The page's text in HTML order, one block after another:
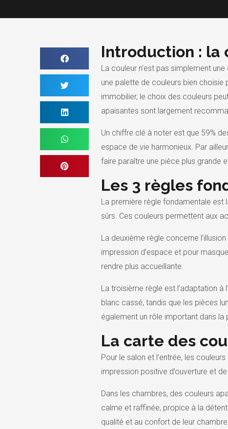
Introduction : la
La couleur n’est pas simplement
une palette de couleurs bien choisie
immobilier, le choix des couleurs
apaisantes sont largement
Un chiffre clé à noter est que 59%
espace de vie harmonieux. Par
faire paraître une pièce plus grande
Les 3 règles
La première règle fondamentale est
sûrs. Ces couleurs permettent aux
La deuxième règle concerne
impression d’espace et pour
rendre plus accueillante.
La troisième règle est l’adaptation
blanc cassé, tandis que les pièces
également un rôle important dans la
La carte des
Pour le salon et l’entrée, les
impression positive d’ouverture et
Dans les chambres, des couleurs
calme et raffinée, propice à la
qualité et au confort de leur